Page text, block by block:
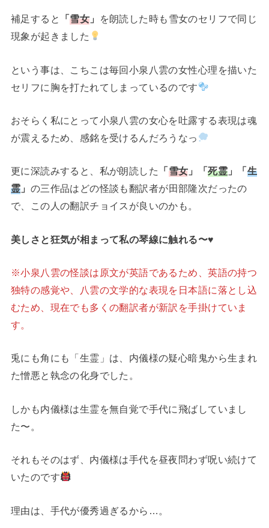
補足すると 「雪女 」
を朗読した時も雪女のセリフで同じ
現象が起きました
という事は、こちこは毎回小泉八雲の女性心理を描いた
セリフに胸を打たれてしまっているのです
おそらく私にとって小泉八雲の女心を吐露する表現は魂
が震えるため、感銘を受けるんだろうなっ
更に深読みすると、私が朗読した 「 雪女 」「死霊 」「 生
霊 」 の三作品はどの怪談も翻訳者が田部隆次だったの
で、この人の翻訳チョイスが良いのかも。
美しさと狂気が相まって私の琴線に触れる〜♥️
※小泉八雲の怪談は原文が英語であるため、英語の持つ
独特の感覚や、八雲の文学的な表現を日本語に落とし込
むため、現在でも多くの翻訳者が新訳を手掛けていま
す。
兎にも角にも「生霊」は、内儀様の疑心暗鬼から生まれ
た憎悪と執念の化身でした。
しかも内儀様は生霊を無自覚で手代に飛ばしていまし
た〜。
それもそのはず、内儀様は手代を昼夜問わず呪い続けて
いたのです
理由は、手代が優秀過ぎるから…。